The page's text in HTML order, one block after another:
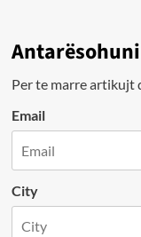
Per te marre artikujt
Email
City